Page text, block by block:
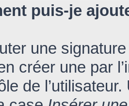
puis-je
une
créer une par
de